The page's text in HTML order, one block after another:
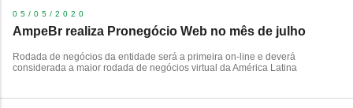
05/05/2020
AmpeBr realiza Pronegócio Web no mês de julho
Rodada de negócios da entidade será a primeira on-line e deverá
considerada a maior rodada de negócios virtual da América Latina